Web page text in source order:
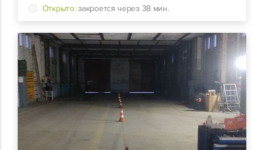
Открыто: закроется через 38 мин.